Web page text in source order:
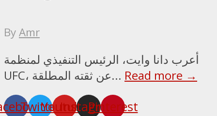
ByAmr
أعرب دانا وايت، الرئيس التنفيذي لمنظمة
UFC، عن ثقته المطلقة... Read more →
TwitterYoutube
Instagram
Pinterest